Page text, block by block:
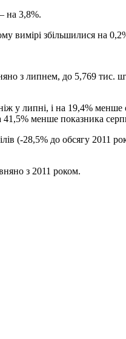
на 3,8%.
вимірі збільшилися на
з липнем, до 5,769
у липні, і на 19,4%
41,5% менше показника
(-28,5% до обсягу 2011
з 2011 роком.